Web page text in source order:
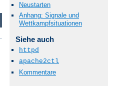
Neustarten
Anhang: Signale und
Wettkampfsituationen
Siehe auch
httpd
apache2ctl
Kommentare